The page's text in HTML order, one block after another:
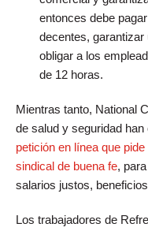
entonces debe
decentes, garantizar
obligar a los
de 12 horas.
Mientras tanto, National
de salud y seguridad
petición en línea que
sindical de buena fe,
salarios justos,
Los trabajadores de